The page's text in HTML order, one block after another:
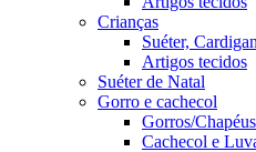
Crianças
Suéter,
Artigos tecidos
Suéter de Natal
Gorro e cachecol
Gorros/Chapéus
Cachecol e